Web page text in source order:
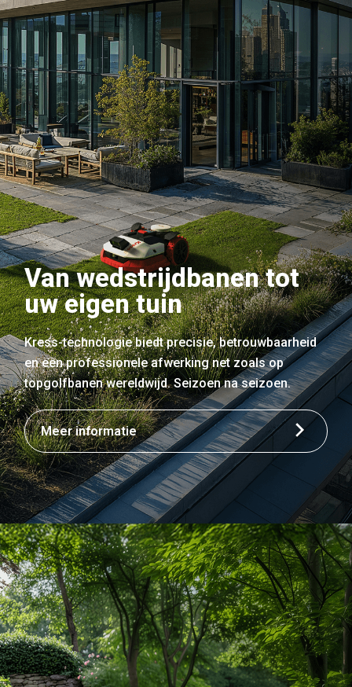
Van wedstrijdbanen tot
uw eigen tuin
Kress-technologie biedt precisie, betrouwbaarheid
en een professionele afwerking net zoals op
topgolfbanen wereldwijd. Seizoen na seizoen.
Meer informatie